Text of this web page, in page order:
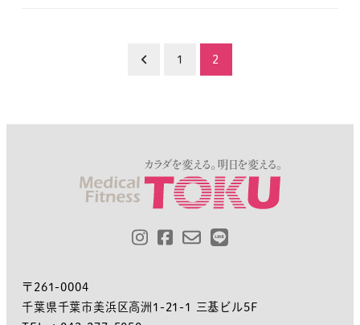
の
り
1 2
〒261-0004
千葉県千葉市美浜区高洲1-21-1 三基ビル5F